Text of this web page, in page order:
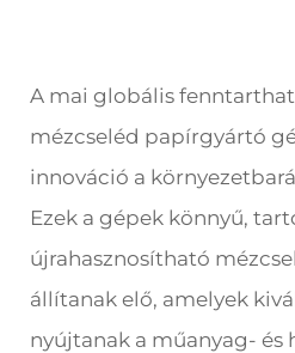
A mai globális
mézcseléd papírgyártó
innováció a
Ezek a gépek könnyű,
újrahasznosítható
állítanak elő, amelyek
nyújtanak a műanyag- és